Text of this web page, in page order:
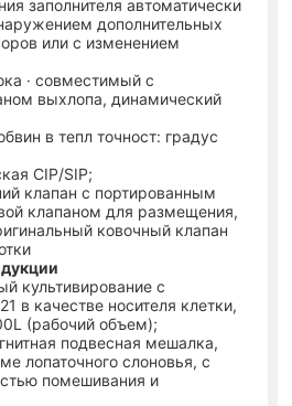
заполнителя автоматически
дополнительных
или с изменением
· совместимый с
выхлопа, динамический
в тепл точност: градус
CIP/SIP;
клапан с портированным
клапаном для размещения,
ковочный клапан
культивирование с
в качестве носителя клетки,
(рабочий объем);
подвесная мешалка,
лопаточного слоновья, с
помешивания и